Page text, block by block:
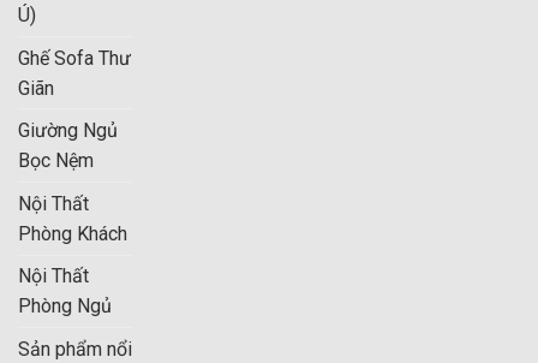
Ú)
Ghế Sofa Thư
Giãn
Giường Ngủ
Bọc Nệm
Nội Thất
Phòng Khách
Nội Thất
Phòng Ngủ
Sản phẩm nổi